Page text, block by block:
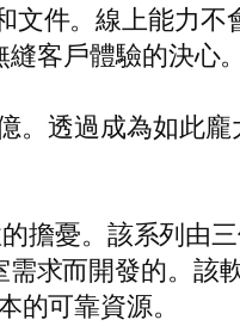
文件。線上能力不
客戶體驗的決心。
。透過成為如此
擔憂。該系列由
求而開發的。該
可靠資源。